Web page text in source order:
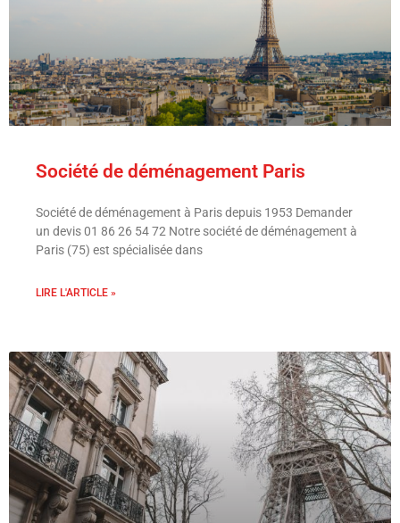
Société de déménagement Paris
Société de déménagement à Paris depuis 1953 Demander
un devis 01 86 26 54 72 Notre société de déménagement à
Paris (75) est spécialisée dans
LIRE L'ARTICLE »